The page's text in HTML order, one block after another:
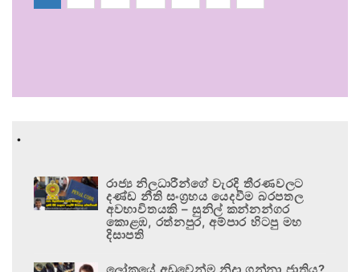
.
රාජ්‍ය නිලධාරීන්ගේ වැරදි තීරණවලට
දණ්ඩ නීති සංග්‍රහය යෙදවීම බරපතල
අවභාවිතයකි – සුනිල් කන්නන්ගර
කොළඹ, රත්නපුර, අම්පාර හිටපු මහ
දිසාපති